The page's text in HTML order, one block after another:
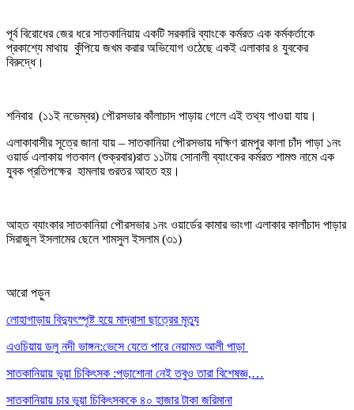
পূর্ব বিরোধের জের ধরে সাতকানিয়ায় একটি সরকারি ব্যাংকে কর্মরত এক কর্মকর্তাকে
প্রকাশ্যে মাথায় কুঁপিয়ে জখম করার অভিযোগ ওঠেছে একই এলাকার ৪ যুবকের
বিরুদ্ধে।
শনিবার (১১ই নভেম্বর) পৌরসভার কাঁলাচাদ পাড়ায় গেলে এই তথ্য পাওয়া যায়।
এলাকাবাসীর সূত্রে জানা যায় – সাতকানিয়া পৌরসভায় দক্ষিণ রামপুর কালা চাঁদ পাড়া ১নং
ওয়ার্ড এলাকায় গতকাল (শুক্রবার)রাত ১১টায় সোনালী ব্যাংকের কর্মরত শামশু নামে এক
যুবক প্রতিপক্ষের হামলায় গুরতর আহত হয়।
আহত ব্যাংকার সাতকানিয়া পৌরসভার ১নং ওয়ার্ডের কামার ভাংগা এলাকার কালাঁচাদ পাড়ার
সিরাজুল ইসলামের ছেলে শামসুল ইসলাম (৩১)
আরো পড়ুন
লোহাগাড়ায় বিদ্যুৎস্পৃষ্ট হয়ে মাদ্রাসা ছাত্রের মৃত্যু
এওচিয়ায় ডলু নদী ভাঙ্গন:ভেসে যেতে পারে নেয়ামত আলী পাড়া
সাতকানিয়ায় ভূয়া চিকিৎসক :পড়াশোনা নেই তবুও তারা বিশেষজ্ঞ,…
সাতকানিয়ায় চার ভুয়া চিকিৎসককে ৪০ হাজার টাকা জরিমানা